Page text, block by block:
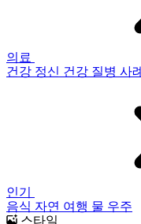
의료
건강 정신 건강 질병 사
인기
음식 자연 여행 물 우주
스타일